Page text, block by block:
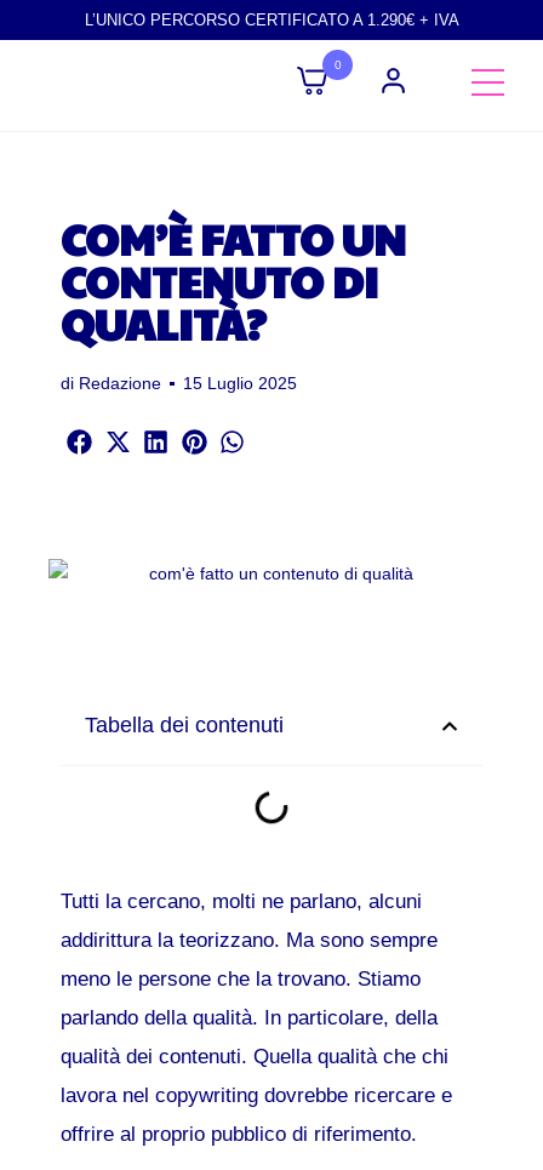
L’UNICO PERCORSO CERTIFICATO A 1.290€ + IVA
0
COM’È FATTO UN
CONTENUTO DI
QUALITÀ?
di Redazione 15 Luglio 2025
Tabella dei contenuti
Tutti la cercano, molti ne parlano, alcuni
addirittura la teorizzano. Ma sono sempre
meno le persone che la trovano. Stiamo
parlando della qualità. In particolare, della
qualità dei contenuti. Quella qualità che chi
lavora nel copywriting dovrebbe ricercare e
offrire al proprio pubblico di riferimento.